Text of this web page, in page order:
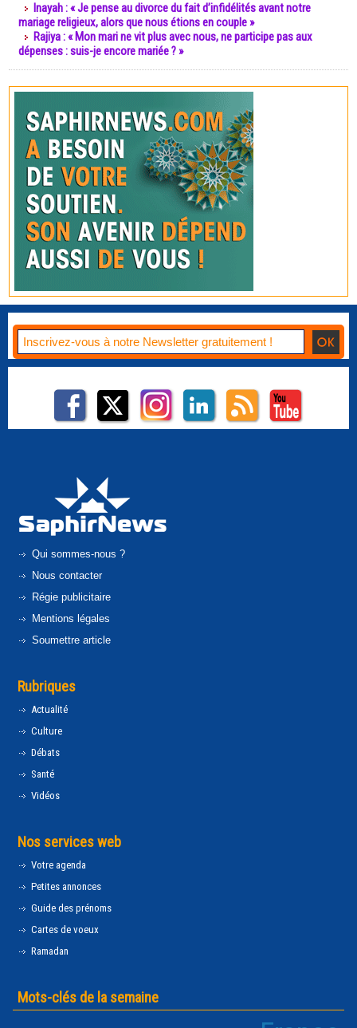
Inayah : « Je pense au divorce du fait d’infidélités avant notre
mariage religieux, alors que nous étions en couple »
Rajiya : « Mon mari ne vit plus avec nous, ne participe pas aux
dépenses : suis-je encore mariée ? »
Qui sommes-nous ?
Nous contacter
Régie publicitaire
Mentions légales
Soumettre article
Rubriques
Actualité
Culture
Débats
Santé
Vidéos
Nos services web
Votre agenda
Petites annonces
Guide des prénoms
Cartes de voeux
Ramadan
Mots-clés de la semaine